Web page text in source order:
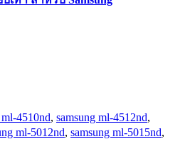
4510nd, samsung ml-4512nd,
ml-5012nd, samsung ml-5015nd,